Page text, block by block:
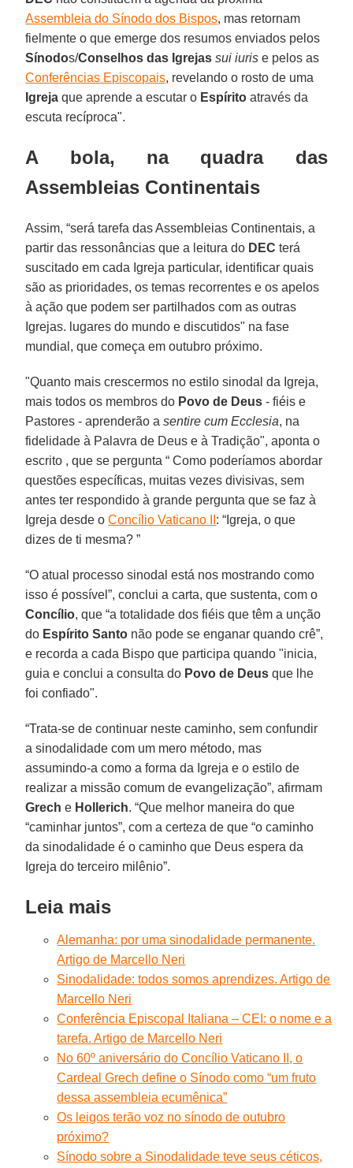
Assembleia do Sínodo dos Bispos, mas retornam
fielmente o que emerge dos resumos enviados pelos
Sínodos/Conselhos das Igrejas sui iuris e pelos as
Conferências Episcopais, revelando o rosto de uma
Igreja que aprende a escutar o Espírito através da
escuta recíproca".
A bola, na quadra das
Assembleias Continentais
Assim, “será tarefa das Assembleias Continentais, a
partir das ressonâncias que a leitura do DEC terá
suscitado em cada Igreja particular, identificar quais
são as prioridades, os temas recorrentes e os apelos
à ação que podem ser partilhados com as outras
Igrejas. lugares do mundo e discutidos" na fase
mundial, que começa em outubro próximo.
"Quanto mais crescermos no estilo sinodal da Igreja,
mais todos os membros do Povo de Deus - fiéis e
Pastores - aprenderão asentire cum Ecclesia, na
fidelidade à Palavra de Deus e à Tradição", aponta o
escrito , que se pergunta “ Como poderíamos abordar
questões específicas, muitas vezes divisivas, sem
antes ter respondido à grande pergunta que se faz à
Igreja desde oConcílio Vaticano II : “Igreja, o que
dizes de ti mesma? ”
“O atual processo sinodal está nos mostrando como
isso é possível”, conclui a carta, que sustenta, com o
Concílio, que “a totalidade dos fiéis que têm a unção
do Espírito Santo não pode se enganar quando crê”,
e recorda a cada Bispo que participa quando "inicia,
guia e conclui a consulta do Povo de Deus que lhe
foi confiado".
“Trata-se de continuar neste caminho, sem confundir
a sinodalidade com um mero método, mas
assumindo-a como a forma da Igreja e o estilo de
realizar a missão comum de evangelização”, afirmam
Grech e Hollerich. “Que melhor maneira do que
“caminhar juntos”, com a certeza de que “o caminho
da sinodalidade é o caminho que Deus espera da
Igreja do terceiro milênio”.
Leia mais
Alemanha: por uma sinodalidade permanente.
Artigo de Marcello Neri
Sinodalidade: todos somos aprendizes. Artigo de
Marcello Neri
Conferência Episcopal Italiana – CEI: o nome e a
tarefa. Artigo de Marcello Neri
No 60º aniversário do Concílio Vaticano II, o
Cardeal Grech define o Sínodo como “um fruto
dessa assembleia ecumênica”
Os leigos terão voz no sínodo de outubro
próximo?
Sínodo sobre a Sinodalidade teve seus céticos,